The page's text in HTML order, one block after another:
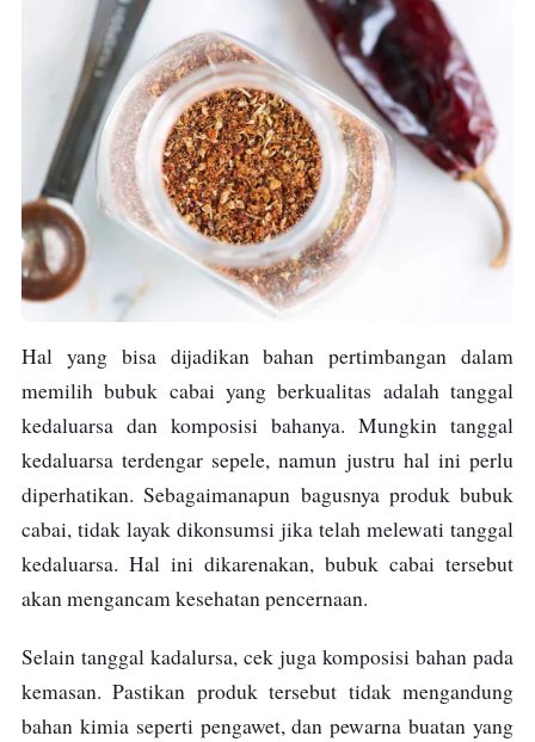
Hal yang bisa dijadikan bahan pertimbangan dalam
memilih bubuk cabai yang berkualitas adalah tanggal
kedaluarsa dan komposisi bahanya. Mungkin tanggal
kedaluarsa terdengar sepele, namun justru hal ini perlu
diperhatikan. Sebagaimanapun bagusnya produk bubuk
cabai, tidak layak dikonsumsi jika telah melewati tanggal
kedaluarsa. Hal ini dikarenakan, bubuk cabai tersebut
akan mengancam kesehatan pencernaan.
Selain tanggal kadalursa, cek juga komposisi bahan pada
kemasan. Pastikan produk tersebut tidak mengandung
bahan kimia seperti pengawet, dan pewarna buatan yang